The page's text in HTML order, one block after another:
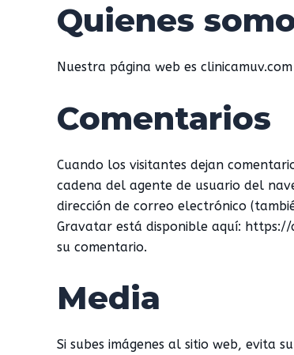
Quienes
Nuestra página web es clinicamuv.com
Comentarios
Cuando los visitantes dejan
cadena del agente de usuario del
dirección de correo electrónico
Gravatar está disponible aquí:
su comentario.
Media
Si subes imágenes al sitio web, evita